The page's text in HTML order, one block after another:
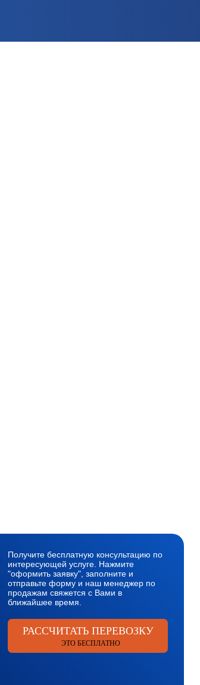
Получите бесплатную консультацию по
интересующей услуге. Нажмите
"оформить заявку", заполните и
отправьте форму и наш менеджер по
продажам свяжется с Вами в
ближайшее время.
РАССЧИТАТЬ ПЕРЕВОЗКУ
ЭТО БЕСПЛАТНО